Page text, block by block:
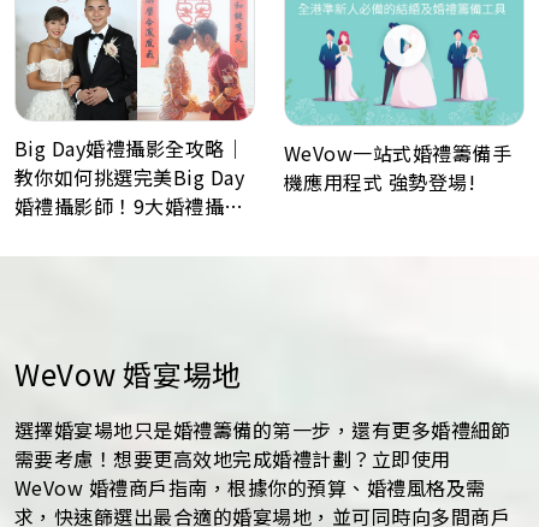
Big Day婚禮攝影全攻略｜
教你如何挑選完美Big Day
婚禮攝影師！9大婚禮攝影
WeVow一站式婚禮籌備手
機應用程式 強勢登場!
WeVow 婚宴場地
選擇婚宴場地只是婚禮籌備的第一步，還有更多婚禮細節
需要考慮！想要更高效地完成婚禮計劃？立即使用
WeVow 婚禮商戶指南，根據你的預算、婚禮風格及需
求，快速篩選出最合適的婚宴場地，並可同時向多間商戶